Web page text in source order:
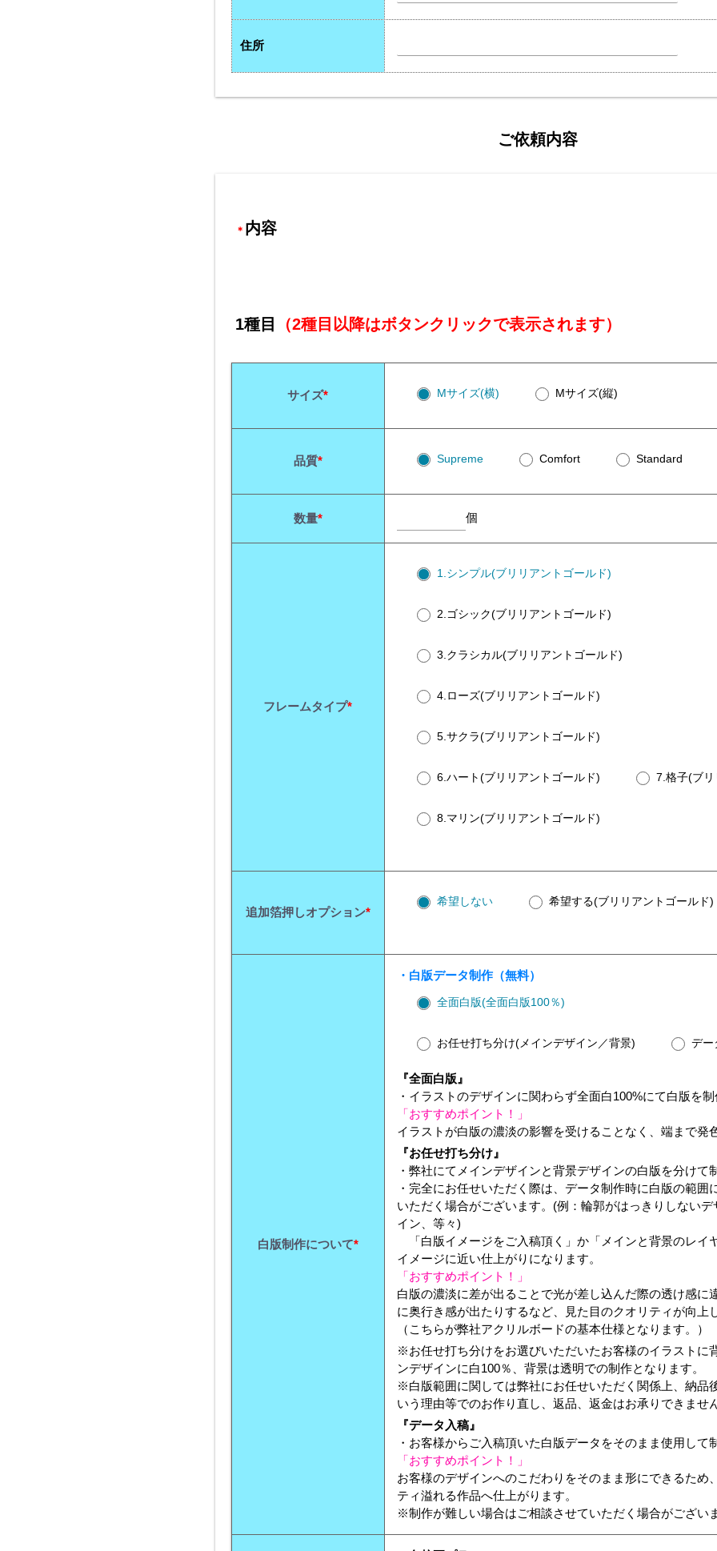
住所
ご依頼内容
＊ 内容
1種目 （2種目以降はボタンクリックで表示されます）
サイズ* Mサイズ(横) Mサイズ(縦)
品質* Supreme Comfort Standard
数量* 個
フレームタイプ*
1.シンプル(ブリリアントゴールド)
2.ゴシック(ブリリアントゴールド)
3.クラシカル(ブリリアントゴールド)
4.ローズ(ブリリアントゴールド)
5.サクラ(ブリリアントゴールド)
6.ハート(ブリリアントゴールド) 7.格子(ブ
8.マリン(ブリリアントゴールド)
追加箔押しオプション*
希望しない 希望する(ブリリアントゴールド)
白版制作について*
・白版データ制作（無料）
全面白版(全面白版100％)
お任せ打ち分け(メインデザイン／背景) デー
『全面白版』
・イラストのデザインに関わらず全面白100%にて白版を制
「おすすめポイント！」
イラストが白版の濃淡の影響を受けることなく、端まで発
『お任せ打ち分け』
・弊社にてメインデザインと背景デザインの白版を分けて
・完全にお任せいただく際は、データ制作時に白版の範囲
いただく場合がございます。(例：輪郭がはっきりしない
イン、等々)
「白版イメージをご入稿頂く」か「メインと背景のレイ
イメージに近い仕上がりになります。
「おすすめポイント！」
白版の濃淡に差が出ることで光が差し込んだ際の透け感に
に奥行き感が出たりするなど、見た目のクオリティが向上
（こちらが弊社アクリルボードの基本仕様となります。）
※お任せ打ち分けをお選びいただいたお客様のイラストに
ンデザインに白100％、背景は透明での制作となります。
※白版範囲に関しては弊社にお任せいただく関係上、納品
いう理由等でのお作り直し、返品、返金はお承りできません
『データ入稿』
・お客様からご入稿頂いた白版データをそのまま使用して
「おすすめポイント！」
お客様のデザインへのこだわりをそのまま形にできるため
ティ溢れる作品へ仕上がります。
※制作が難しい場合はご相談させていただく場合がございま